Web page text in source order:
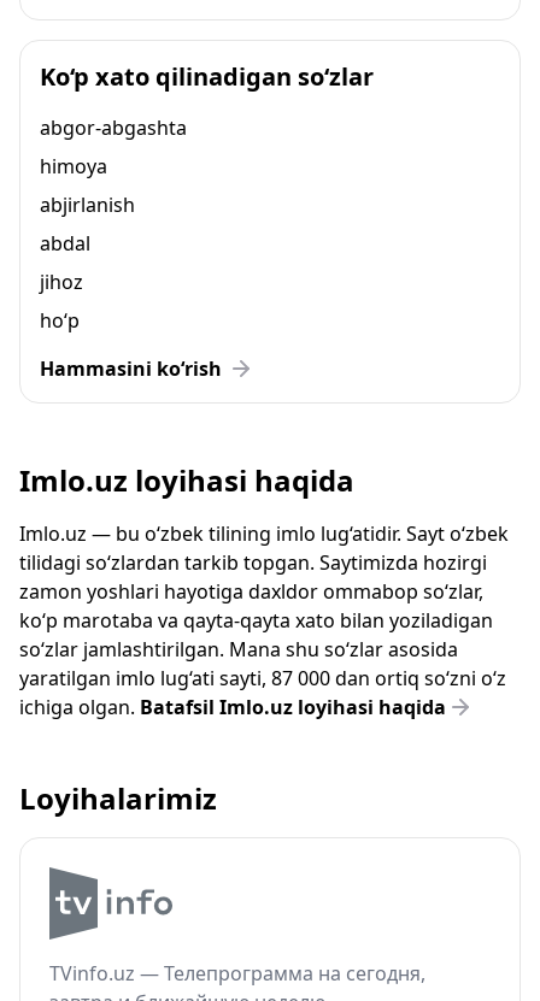
Ko‘p xato qilinadigan so‘zlar
abgor-abgashta
himoya
abjirlanish
abdal
jihoz
ho‘p
Hammasini ko‘rish
Imlo.uz loyihasi haqida
Imlo.uz — bu o‘zbek tilining imlo lug‘atidir. Sayt o‘zbek
tilidagi so‘zlardan tarkib topgan. Saytimizda hozirgi
zamon yoshlari hayotiga daxldor ommabop so‘zlar,
ko‘p marotaba va qayta-qayta xato bilan yoziladigan
so‘zlar jamlashtirilgan. Mana shu so‘zlar asosida
yaratilgan imlo lug‘ati sayti, 87 000 dan ortiq so‘zni o‘z
ichiga olgan. Batafsil Imlo.uz loyihasi haqida
Loyihalarimiz
TVinfo.uz — Телепрограмма на сегодня,